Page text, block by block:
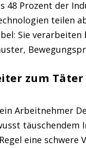
48 Prozent der
teilen
Sie
zum
Arbeitnehmer
eine